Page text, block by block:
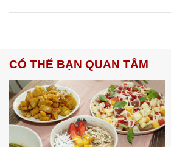
CÓ THỂ BẠN QUAN TÂM